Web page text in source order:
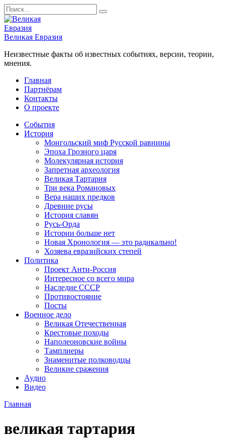
Перейти
к
содержанию
Search
for:
Великая Евразия
Неизвестные факты об известных событиях, версии, теории,
мнения.
Главная
Партнёрам
Контакты
О проекте
События
История
Монгольский миф Русской равнины
Эпоха Грозного царя
Молекулярная история
Запретная археология
Великая Тартария
Три века Романовых
Вера наших предков
Древние русы
История славян
Русь-Орда
Истории больше нет
Новая Хронология — это радикально!
Хозяева евразийских степей
Политика
Проект Анти-Россия
Интересное со всего мира
Наследие СССР
Противостояние
Посты
Военное дело
Великая Отечественная
Крестовые походы
Наполеоновские войны
Тамплиеры
Знаменитые полководцы
Великие сражения
Аудио
Видео
Главная
великая тартария